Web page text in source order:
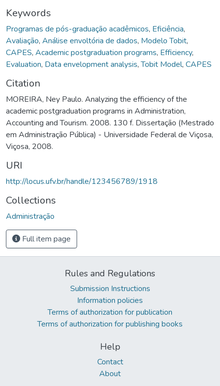
Keywords
Programas de pós-graduação acadêmicos, Eficiência,
Avaliação, Análise envoltória de dados, Modelo Tobit,
CAPES, Academic postgraduation programs, Efficiency,
Evaluation, Data envelopment analysis,Tobit Model, CAPES
Citation
MOREIRA, Ney Paulo. Analyzing the efficiency of the
academic postgraduation programs in Administration,
Accounting and Tourism. 2008. 130 f. Dissertação (Mestrado
em Administração Pública) - Universidade Federal de Viçosa,
Viçosa, 2008.
URI
http://locus.ufv.br/handle/123456789/1918
Collections
Administração
Full item page
Rules and Regulations
Submission Instructions
Information policies
Terms of authorization for publication
Terms of authorization for publishing books
Help
Contact
About